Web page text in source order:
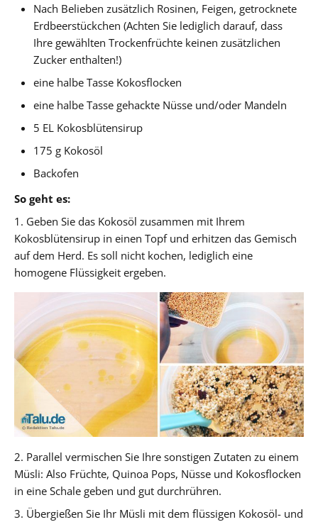
Nach Belieben zusätzlich Rosinen, Feigen, getrocknete
Erdbeerstückchen (Achten Sie lediglich darauf, dass
Ihre gewählten Trockenfrüchte keinen zusätzlichen
Zucker enthalten!)
eine halbe Tasse Kokosflocken
eine halbe Tasse gehackte Nüsse und/oder Mandeln
5 EL Kokosblütensirup
175 g Kokosöl
Backofen
So geht es:
1. Geben Sie das Kokosöl zusammen mit Ihrem
Kokosblütensirup in einen Topf und erhitzen das Gemisch
auf dem Herd. Es soll nicht kochen, lediglich eine
homogene Flüssigkeit ergeben.
2. Parallel vermischen Sie Ihre sonstigen Zutaten zu einem
Müsli: Also Früchte, Quinoa Pops, Nüsse und Kokosflocken
in eine Schale geben und gut durchrühren.
3. Übergießen Sie Ihr Müsli mit dem flüssigen Kokosöl- und